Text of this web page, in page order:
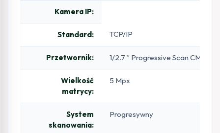
Kamera IP:
Standard: TCP/IP
Przetwornik: 1/2.7 ” Progressive Scan CMOS
Wielkość
matrycy:
5 Mpx
System
skanowania:
Progresywny